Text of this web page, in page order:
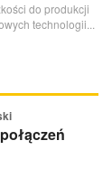
do produkcji
technologii...